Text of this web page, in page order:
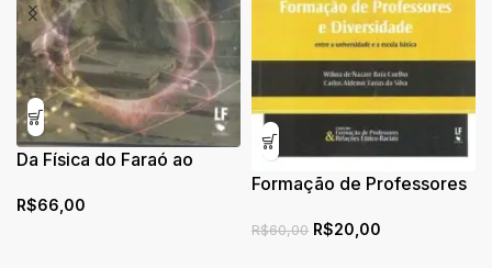
Da Física do Faraó ao
Experimentos e
R$66,00
Formação de Professores
universidade e a escola
R$60,00 R$20,00